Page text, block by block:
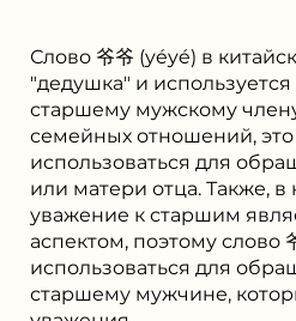
Слово 爷爷 (yéyé) в
"дедушка" и
старшему мужскому
семейных отношений,
использоваться для
или матери отца. Также, в
уважение к старшим
аспектом, поэтому слово
использоваться для
старшему мужчине,